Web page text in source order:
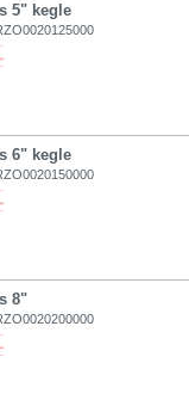
5" kegle
6" kegle
8"